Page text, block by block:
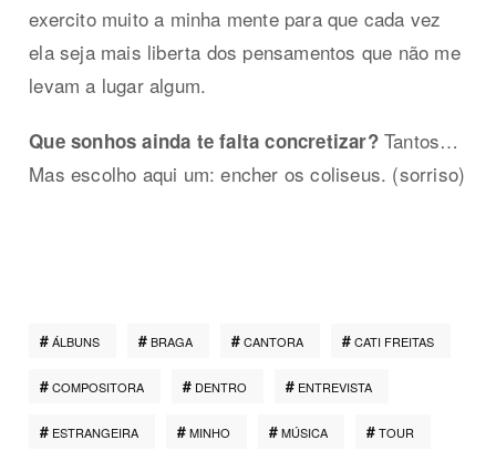
exercito muito a minha mente para que cada vez
ela seja mais liberta dos pensamentos que não me
levam a lugar algum.
Que sonhos ainda te falta concretizar?Tantos…
Mas escolho aqui um: encher os coliseus. (sorriso)
ÁLBUNS BRAGA CANTORA CATI FREITAS
COMPOSITORA DENTRO ENTREVISTA
ESTRANGEIRA MINHO MÚSICA TOUR